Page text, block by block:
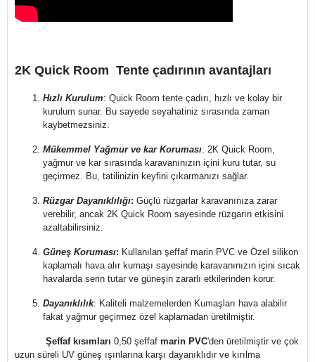
2K Quick Room Tente çadırının avantajları
Hızlı Kurulum: Quick Room tente çadırı, hızlı ve kolay bir
kurulum sunar. Bu sayede seyahatiniz sırasında zaman
kaybetmezsiniz.
Mükemmel Yağmur ve kar Koruması: 2K Quick Room,
yağmur ve kar sırasında karavanınızın içini kuru tutar, su
geçirmez. Bu, tatilinizin keyfini çıkarmanızı sağlar.
Rüzgar Dayanıklılığı: Güçlü rüzgarlar karavanınıza zarar
verebilir, ancak 2K Quick Room sayesinde rüzgarın etkisini
azaltabilirsiniz.
Güneş Koruması: Kullanılan şeffaf marin PVC ve Özel silikon
kaplamalı hava alır kumaşı sayesinde karavanınızın içini sıcak
havalarda serin tutar ve güneşin zararlı etkilerinden korur.
Dayanıklılık: Kaliteli malzemelerden Kumaşları hava alabilir
fakat yağmur geçirmez özel kaplamadan üretilmiştir.
Şeffaf kısımları 0,50 şeffaf marin PVC'den üretilmiştir ve çok
uzun süreli UV güneş ışınlarına karşı dayanıklıdır ve kırılma